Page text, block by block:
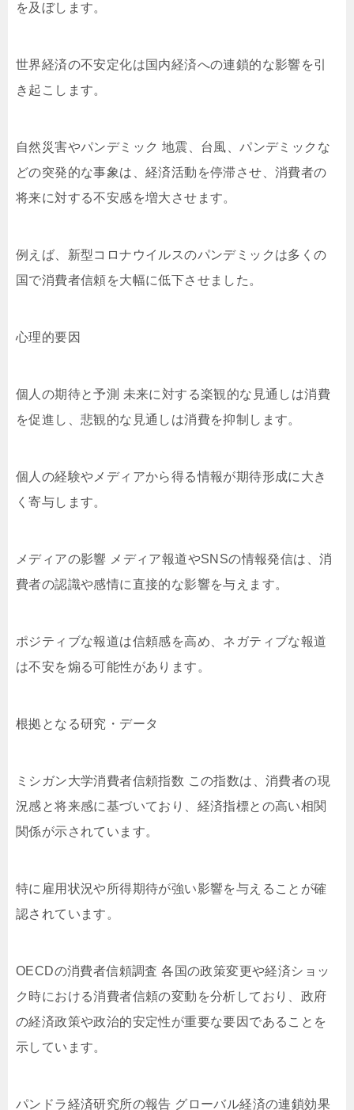
を及ぼします。
世界経済の不安定化は国内経済への連鎖的な影響を引
き起こします。
自然災害やパンデミック 地震、台風、パンデミックな
どの突発的な事象は、経済活動を停滞させ、消費者の
将来に対する不安感を増大させます。
例えば、新型コロナウイルスのパンデミックは多くの
国で消費者信頼を大幅に低下させました。
心理的要因
個人の期待と予測 未来に対する楽観的な見通しは消費
を促進し、悲観的な見通しは消費を抑制します。
個人の経験やメディアから得る情報が期待形成に大き
く寄与します。
メディアの影響 メディア報道やSNSの情報発信は、消
費者の認識や感情に直接的な影響を与えます。
ポジティブな報道は信頼感を高め、ネガティブな報道
は不安を煽る可能性があります。
根拠となる研究・データ
ミシガン大学消費者信頼指数 この指数は、消費者の現
況感と将来感に基づいており、経済指標との高い相関
関係が示されています。
特に雇用状況や所得期待が強い影響を与えることが確
認されています。
OECDの消費者信頼調査 各国の政策変更や経済ショッ
ク時における消費者信頼の変動を分析しており、政府
の経済政策や政治的安定性が重要な要因であることを
示しています。
パンドラ経済研究所の報告 グローバル経済の連鎖効果